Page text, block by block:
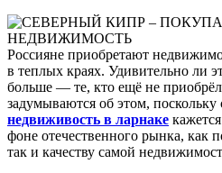
Россияне приобретают
в теплых краях. Удивительно ли
больше — те, кто ещё не
задумываются об этом, поскольку
недвиживость в ларнаке
фоне отечественного рынка, как
так и качеству самой